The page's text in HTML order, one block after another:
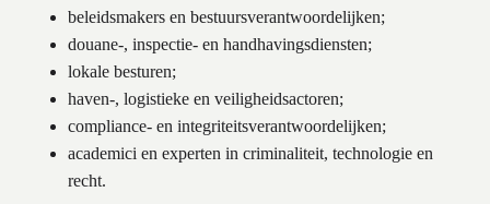
beleidsmakers en bestuursverantwoordelijken;
douane-, inspectie- en handhavingsdiensten;
lokale besturen;
haven-, logistieke en veiligheidsactoren;
compliance- en integriteitsverantwoordelijken;
academici en experten in criminaliteit, technologie en
recht.